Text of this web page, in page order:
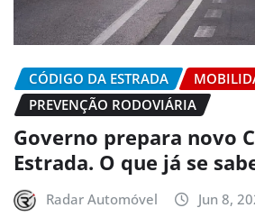
CÓDIGO DA ESTRADA
PREVENÇÃO RODOVIÁRIA
Governo prepara novo
Estrada. O que já se
Radar Automóvel Jun 8,